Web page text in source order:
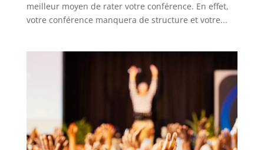
meilleur moyen de rater votre conférence. En effet,
votre conférence manquera de structure et votre...